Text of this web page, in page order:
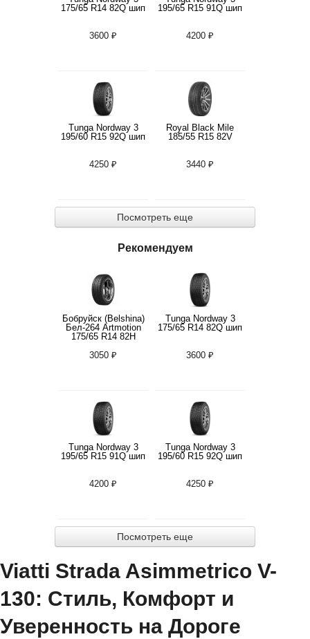
175/65 R14 82Q шип
3600 ₽
195/65 R15 91Q шип
4200 ₽
Tunga Nordway 3
195/60 R15 92Q шип
4250 ₽
Royal Black Mile
185/55 R15 82V
3440 ₽
Посмотреть еще
Рекомендуем
Бобруйск (Belshina)
Бел-264 Artmotion
175/65 R14 82H
3050 ₽
Tunga Nordway 3
175/65 R14 82Q шип
3600 ₽
Tunga Nordway 3
195/65 R15 91Q шип
4200 ₽
Tunga Nordway 3
195/60 R15 92Q шип
4250 ₽
Посмотреть еще
Viatti Strada Asimmetriсo V-
130: Стиль, Комфорт и
Уверенность на Дороге